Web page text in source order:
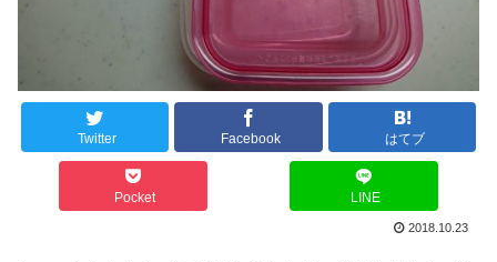
Twitter Facebook はてブ
Pocket LINE
2018.10.23